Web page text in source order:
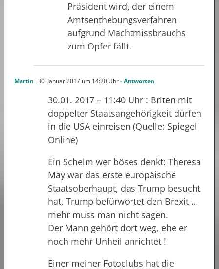
Präsident wird, der einem
Amtsenthebungsverfahren
aufgrund Machtmissbrauchs
zum Opfer fällt.
Martin 30. Januar 2017 um 14:20 Uhr- Antworten
30.01. 2017 – 11:40 Uhr : Briten mit
doppelter Staatsangehörigkeit dürfen
in die USA einreisen (Quelle: Spiegel
Online)
Ein Schelm wer böses denkt: Theresa
May war das erste europäische
Staatsoberhaupt, das Trump besucht
hat, Trump befürwortet den Brexit …
mehr muss man nicht sagen.
Der Mann gehört dort weg, ehe er
noch mehr Unheil anrichtet !
Einer meiner Fotoclubs hat die